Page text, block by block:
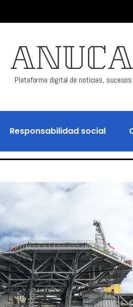
Plataforma digital de noticias,
Responsabilidad social